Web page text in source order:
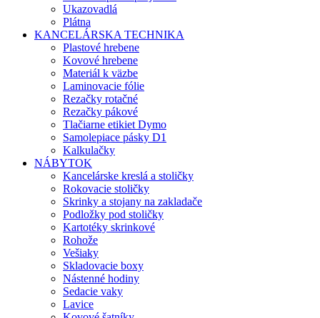
Ukazovadlá
Plátna
KANCELÁRSKA TECHNIKA
Plastové hrebene
Kovové hrebene
Materiál k väzbe
Laminovacie fólie
Rezačky rotačné
Rezačky pákové
Tlačiarne etikiet Dymo
Samolepiace pásky D1
Kalkulačky
NÁBYTOK
Kancelárske kreslá a stoličky
Rokovacie stoličky
Skrinky a stojany na zakladače
Podložky pod stoličky
Kartotéky skrinkové
Rohože
Vešiaky
Skladovacie boxy
Nástenné hodiny
Sedacie vaky
Lavice